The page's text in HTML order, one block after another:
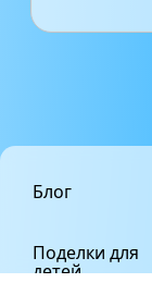
Блог
Поделки для
детей